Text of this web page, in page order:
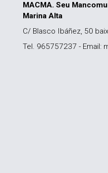
MACMA. Seu
Marina Alta
C/ Blasco Ibáñez, 50
Tel. 965757237 - Email: